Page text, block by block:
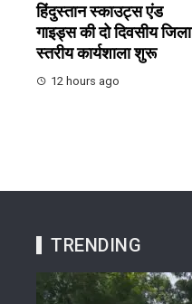
हिंदुस्तान स्काउट्स एंड
गाइड्स की दो दिवसीय जिला
स्तरीय कार्यशाला शुरू
12 hours ago
TRENDING